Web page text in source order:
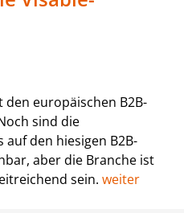
europäischen B2B-
sind die
auf den hiesigen B2B-
aber die Branche ist
sein. weiter